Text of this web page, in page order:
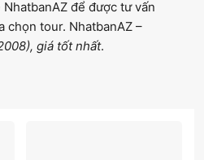
để được tư vấn
chọn tour. NhatbanAZ –
giá tốt nhất.